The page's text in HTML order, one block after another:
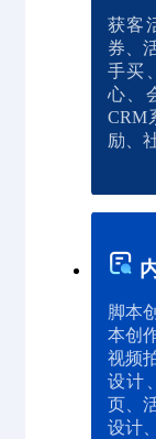
获客
券、
手买
心、
CRM
励、
脚本
本创
视频
设计
页、
设计